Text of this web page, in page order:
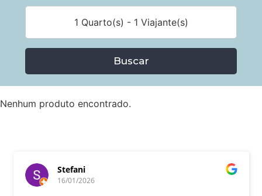
1 Quarto(s) - 1 Viajante(s)
Buscar
Nenhum produto encontrado.
Stefani
16/01/2026